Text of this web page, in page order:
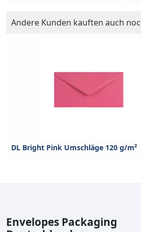
Andere Kunden kauften auch
DL Bright Pink Umschläge 120 g/m²
Envelopes Packaging